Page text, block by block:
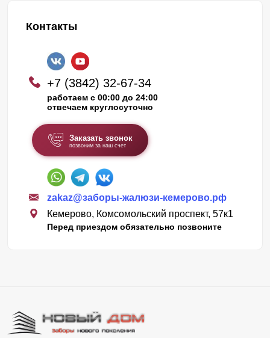
Контакты
+7 (3842) 32-67-34
работаем с 00:00 до 24:00
отвечаем круглосуточно
Заказать звонок
позвоним за наш счет
zakaz@заборы-жалюзи-кемерово.рф
Кемерово, Комсомольский проспект, 57к1
Перед приездом обязательно позвоните